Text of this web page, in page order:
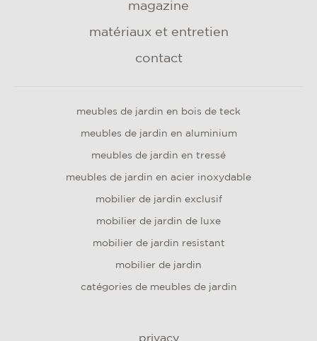
magazine
matériaux et entretien
contact
meubles de jardin en bois de teck
meubles de jardin en aluminium
meubles de jardin en tressé
meubles de jardin en acier inoxydable
mobilier de jardin exclusif
mobilier de jardin de luxe
mobilier de jardin resistant
mobilier de jardin
catégories de meubles de jardin
privacy